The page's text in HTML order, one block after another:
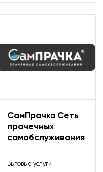
и обуви
техники
СамПрачка Сеть
прачечных
самобслуживания
Бытовые услуги